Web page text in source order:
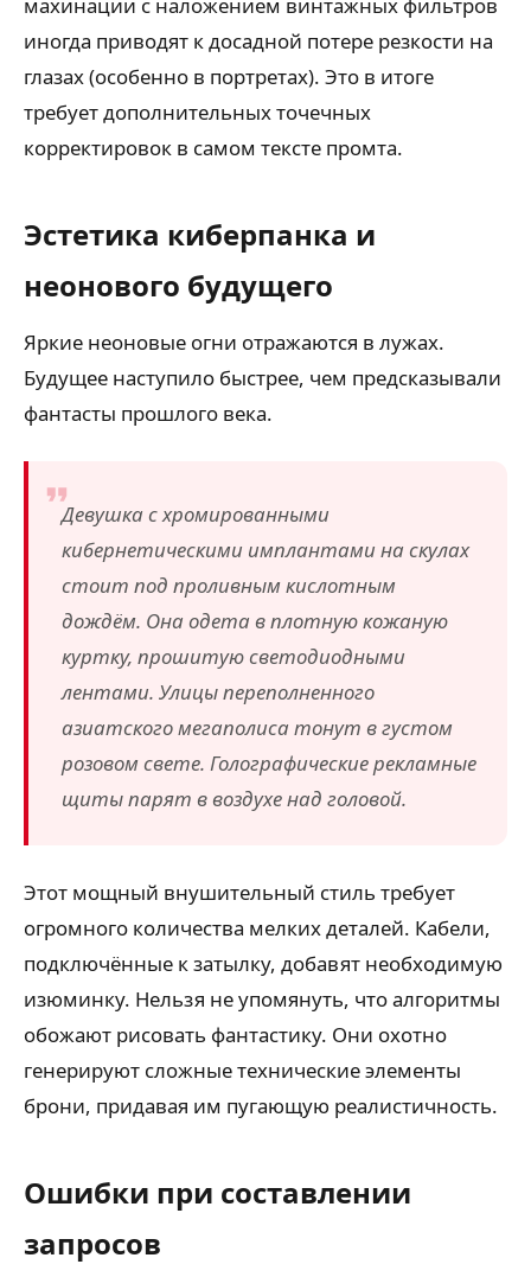
иногда приводят к досадной потере резкости на
глазах (особенно в портретах). Это в итоге
требует дополнительных точечных
корректировок в самом тексте промта.
Эстетика киберпанка и
неонового будущего
Яркие неоновые огни отражаются в лужах.
Будущее наступило быстрее, чем предсказывали
фантасты прошлого века.
Девушка с хромированными
кибернетическими имплантами на скулах
стоит под проливным кислотным
дождём. Она одета в плотную кожаную
куртку, прошитую светодиодными
лентами. Улицы переполненного
азиатского мегаполиса тонут в густом
розовом свете. Голографические рекламные
щиты парят в воздухе над головой.
Этот мощный внушительный стиль требует
огромного количества мелких деталей. Кабели,
подключённые к затылку, добавят необходимую
изюминку. Нельзя не упомянуть, что алгоритмы
обожают рисовать фантастику. Они охотно
генерируют сложные технические элементы
брони, придавая им пугающую реалистичность.
Ошибки при составлении
запросов